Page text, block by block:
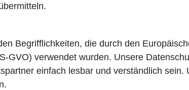
Begrifflichkeiten, die durch den
GVO) verwendet wurden. Unsere
einfach lesbar und verständlich